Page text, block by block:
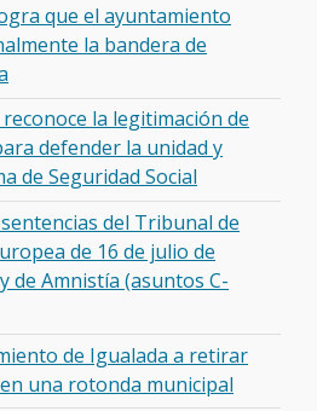
que el ayuntamiento
la bandera de
la legitimación de
defender la unidad y
de Seguridad Social
del Tribunal de
de 16 de julio de
de Amnistía (asuntos C-
de Igualada a retirar
una rotonda municipal